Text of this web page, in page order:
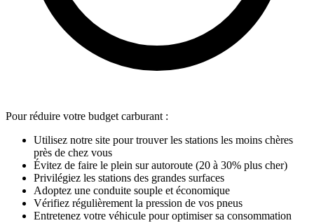
Pour réduire votre budget carburant :
Utilisez notre site pour trouver les stations les moins chères
près de chez vous
Évitez de faire le plein sur autoroute (20 à 30% plus cher)
Privilégiez les stations des grandes surfaces
Adoptez une conduite souple et économique
Vérifiez régulièrement la pression de vos pneus
Entretenez votre véhicule pour optimiser sa consommation